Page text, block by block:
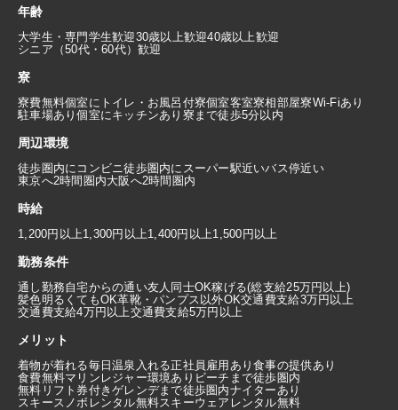
年齢
大学生・専門学生歓迎30歳以上歓迎40歳以上歓迎
シニア（50代・60代）歓迎
寮
寮費無料個室にトイレ・お風呂付寮個室客室寮相部屋寮Wi-Fiあり
駐車場あり個室にキッチンあり 寮まで徒歩5分以内
周辺環境
徒歩圏内にコンビニ徒歩圏内にスーパー駅近いバス停近い
東京へ2時間圏内大阪へ2時間圏内
時給
1,200円以上1,300円以上1,400円以上1,500円以上
勤務条件
通し勤務自宅からの通い友人同士OK稼げる(総支給25万円以上)
髪色明るくてもOK革靴・パンプス以外OK交通費支給3万円以上
交通費支給4万円以上交通費支給5万円以上
メリット
着物が着れる毎日温泉入れる正社員雇用あり食事の提供あり
食費無料マリンレジャー環境あり ビーチまで徒歩圏内
無料リフト券付きゲレンデまで徒歩圏内ナイターあり
スキースノボレンタル無料スキーウェアレンタル無料